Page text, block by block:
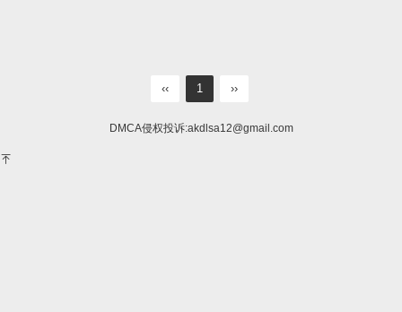
‹‹ 1 ››
DMCA侵权投诉:akdlsa12@gmail.com